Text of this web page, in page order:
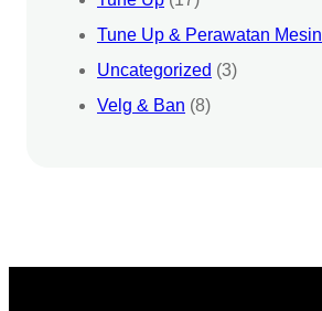
Tune Up & Perawatan Mesin
Uncategorized (3)
Velg & Ban (8)